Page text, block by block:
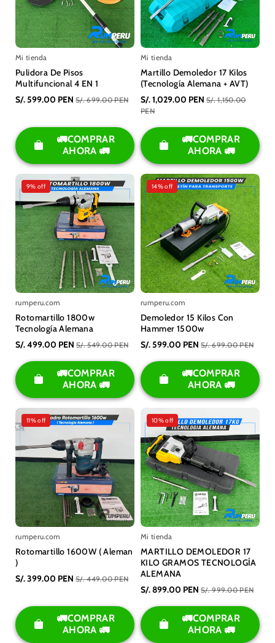
Mi tienda
Pulidora De Pisos
Multifuncional 4 EN 1
S/. 599.00 PEN S/. 699.00 PEN
🚛COMPRAR
AHORA 🚛
Mi tienda
Martillo Demoledor 17 Kilos
(Tecnología Alemana + AVT)
S/. 1,029.00 PEN S/. 1,150.00
PEN
🚛COMPRAR
AHORA 🚛
9% off
rumperu.com
Rotomartillo 1800w
Tecnología Alemana
S/. 499.00 PEN S/. 549.00 PEN
🚛COMPRAR
AHORA 🚛
14% off
rumperu.com
Demoledor 15 Kilos Con
Hammer 1500w
S/. 599.00 PEN S/. 699.00 PEN
🚛COMPRAR
AHORA 🚛
11% off
rumperu.com
Rotomartillo 1600W ( Aleman
)
S/. 399.00 PEN S/. 449.00 PEN
🚛COMPRAR
AHORA 🚛
10% off
Mi tienda
MARTILLO DEMOLEDOR 17
KILO GRAMOS TECNOLOGÍA
ALEMANA
S/. 899.00 PEN S/. 999.00 PEN
🚛COMPRAR
AHORA 🚛